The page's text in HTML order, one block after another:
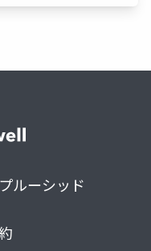
ルーシッド